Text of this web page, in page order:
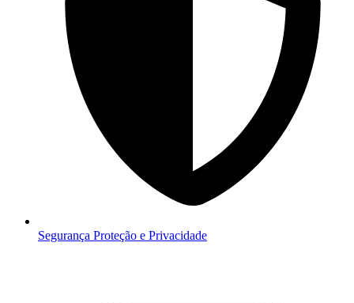
Segurança Proteção e Privacidade